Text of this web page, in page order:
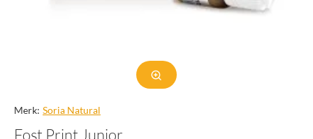
Merk: Soria Natural
Fost Print Junior